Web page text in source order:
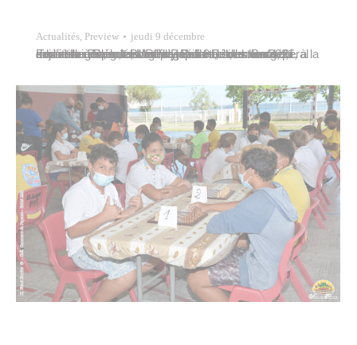
Actualités, Preview jeudi 9 décembre
En l’absence du maire de Papeete, Jules Ienfa, 9e adjoint au maire, accompagné de Patrick Bordet, conseiller délégué et Rémy Brillant, directeur général des services, ont accueilli, jeudi 9 décembre 2021, à la mairie de Papeete, Mathieu Desetres, le nouveau directeur général de la Polynésienne des eaux qui succède à Benoît Burguin.